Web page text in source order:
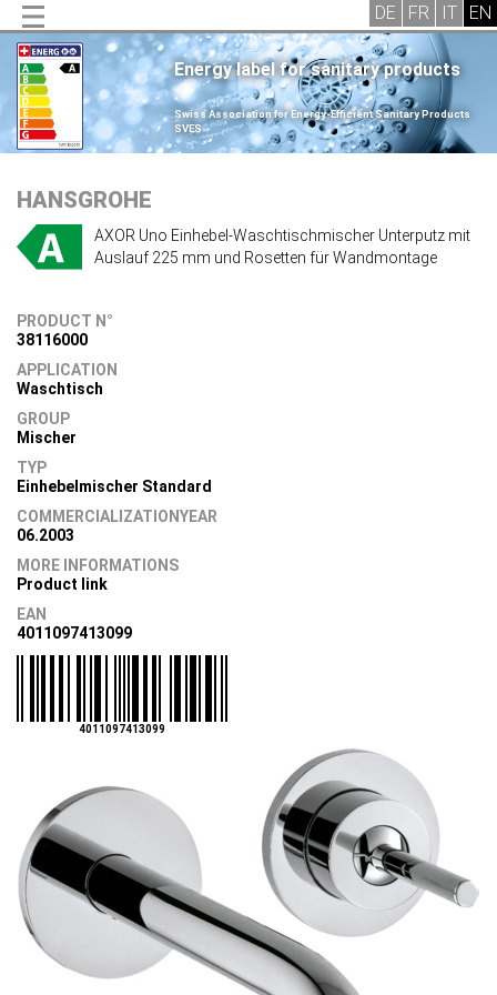
Energy label for sanitary products
.
Swiss Association for Energy-Efficient Sanitary Products
SVES
.
HANSGROHE
AXOR Uno Einhebel-Waschtischmischer Unterputz mit
Auslauf 225 mm und Rosetten für Wandmontage
PRODUCT N°
38116000
APPLICATION
Waschtisch
GROUP
Mischer
TYP
Einhebelmischer Standard
COMMERCIALIZATIONYEAR
06.2003
MORE INFORMATIONS
Product link
EAN
4011097413099
4011097413099